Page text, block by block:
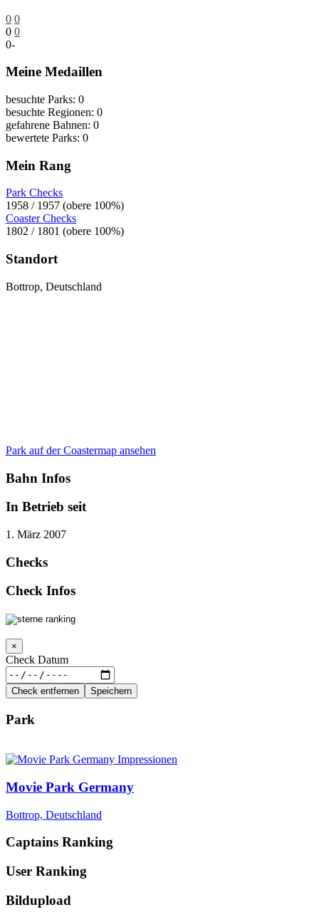
0 0
0 0
0-
Meine Medaillen
besuchte Parks: 0
besuchte Regionen: 0
gefahrene Bahnen: 0
bewertete Parks: 0
Mein Rang
Park Checks
1958 / 1957 (obere 100%)
Coaster Checks
1802 / 1801 (obere 100%)
Standort
Bottrop, Deutschland
Park auf der Coastermap ansehen
Bahn Infos
In Betrieb seit
1. März 2007
Checks
Check Infos
×
Check Datum
Check entfernen Speichern
Park
Movie Park Germany
Bottrop, Deutschland
Captains Ranking
User Ranking
Bildupload